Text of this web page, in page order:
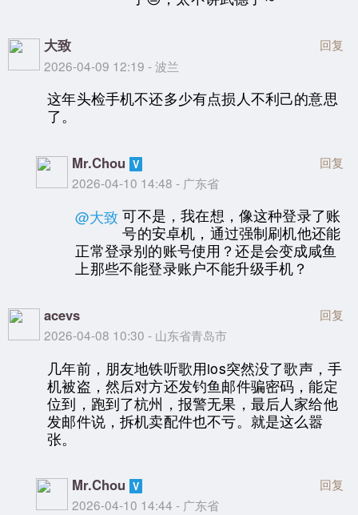
大致
2026-04-09 12:19 - 波兰
回复
这年头检手机不还多少有点损人不利己的意思
了。
Mr.Chou
2026-04-10 14:48 - 广东省
回复
@大致 可不是，我在想，像这种登录了账
号的安卓机，通过强制刷机他还能
正常登录别的账号使用？还是会变成咸鱼
上那些不能登录账户不能升级手机？
acevs
2026-04-08 10:30 - 山东省青岛市
回复
几年前，朋友地铁听歌用ios突然没了歌声，手
机被盗，然后对方还发钓鱼邮件骗密码，能定
位到，跑到了杭州，报警无果，最后人家给他
发邮件说，拆机卖配件也不亏。就是这么嚣
张。
Mr.Chou
2026-04-10 14:44 - 广东省
回复